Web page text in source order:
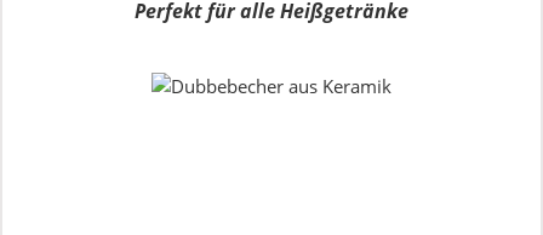
Perfekt für alle Heißgetränke
Bildergalerie überspringen